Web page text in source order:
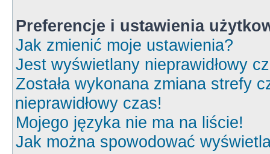
Preferencje i ustawienia
Jak zmienić moje ustawienia?
Jest wyświetlany nieprawidłowy
Została wykonana zmiana strefy
nieprawidłowy czas!
Mojego języka nie ma na liście!
Jak można spowodować